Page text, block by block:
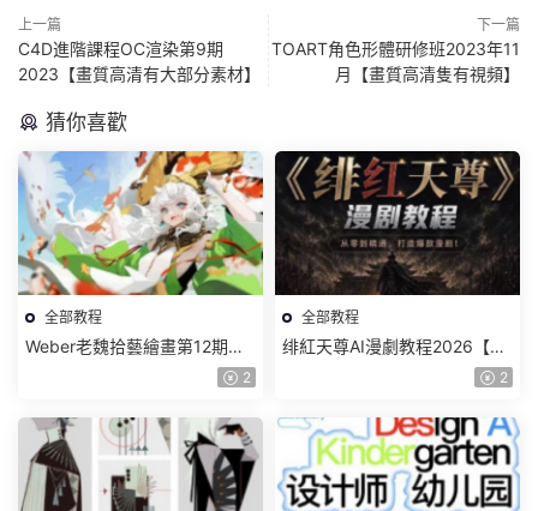
上一篇
C4D進階課程OC渲染第9期
2023【畫質高清有大部分素材】
下一篇
TOART角色形體研修班2023年11
月【畫質高清隻有視頻】
猜你喜歡
全部教程
Weber老魏拾藝繪畫第12期角
色特訓班【畫質不錯隻有視
2
全部教程
绯紅天尊AI漫劇教程2026【畫
2